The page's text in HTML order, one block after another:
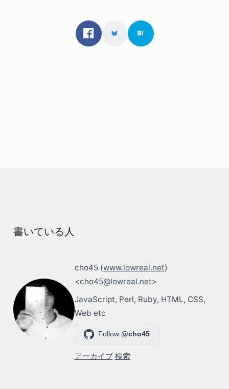
書いている人
cho45 (www.lowreal.net)
<cho45@lowreal.net>
JavaScript, Perl, Ruby, HTML, CSS,
Web etc
Follow@cho45
アーカイブ 検索